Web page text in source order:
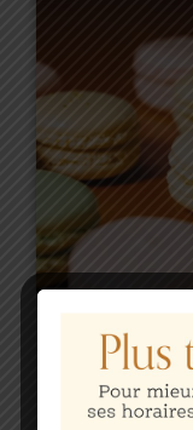
We Love
Aliquam